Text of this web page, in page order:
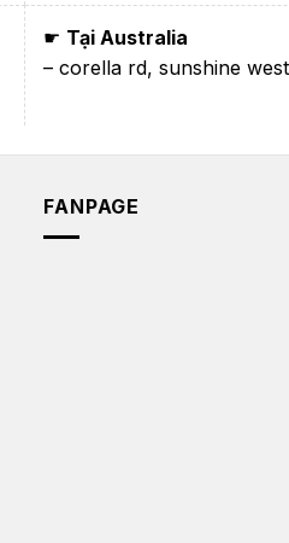
☛ Tại Australia
– corella rd, sunshine
FANPAGE